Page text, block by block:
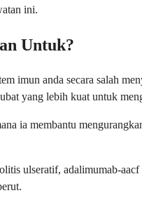
ini.
Untuk?
imun anda secara salah
yang lebih kuat untuk
ia membantu
ulseratif, adalimumab-